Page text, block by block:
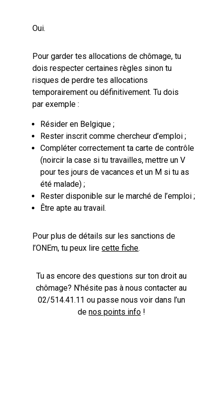
Oui.
Pour garder tes allocations de chômage, tu
dois respecter certaines règles sinon tu
risques de perdre tes allocations
temporairement ou définitivement. Tu dois
par exemple :
Résider en Belgique ;
Rester inscrit comme chercheur d’emploi ;
Compléter correctement ta carte de contrôle
(noircir la case si tu travailles, mettre un V
pour tes jours de vacances et un M si tu as
été malade) ;
Rester disponible sur le marché de l’emploi ;
Être apte au travail.
Pour plus de détails sur les sanctions de
l’ONEm, tu peux lirecette fiche.
Tu as encore des questions sur ton droit au
chômage? N’hésite pas à nous contacter au
02/514.41.11 ou passe nous voir dans l’un
de nos points info!